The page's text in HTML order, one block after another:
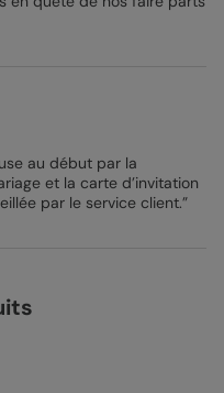
au début par la
et la carte d’invitation
par le service client.”